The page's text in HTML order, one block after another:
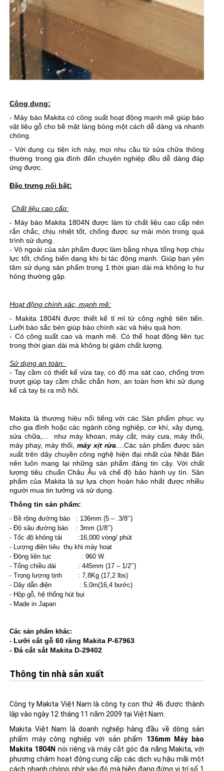
Công dụng:
- Máy bào Makita có công suất hoạt động mạnh mẽ giúp bào
vật liệu gỗ cho bề mặt láng bóng một cách dễ dàng và nhanh
chóng.
- Với dụng cụ tiện ích này, mọi nhu cầu từ sửa chữa thông
thường trong gia đình đến chuyên nghiệp đều dễ dàng đáp
ứng được.
Đặc trưng nổi bật:
Chất liệu cao cấp:
- Máy bào Makita 1804N được làm từ chất liệu cao cấp nên
rắn chắc, chịu nhiệt tốt, chống được sự mài mòn trong quá
trình sử dụng.
- Vỏ ngoài của sản phẩm được làm bằng nhựa tổng hợp chịu
lực tốt, chống biến dạng khi bị tác động mạnh. Giúp bạn yên
tâm sử dụng sản phẩm trong 1 thời gian dài mà không lo hư
hỏng thường gặp.
Hoạt động chính xác, mạnh mẽ:
- Makita 1804N được thiết kế tỉ mỉ từ công nghệ tiên tiến.
Lưỡi bào sắc bén giúp bào chính xác và hiệu quả hơn.
- Có công suất cao và mạnh mẽ. Có thể hoạt động liên tục
trong thời gian dài mà không bị giảm chất lượng.
Sử dụng an toàn:
- Tay cầm có thiết kế vừa tay, có độ ma sát cao, chống trơn
trượt giúp tay cầm chắc chắn hơn, an toàn hơn khi sử dụng
kể cả tay bị ra mồ hôi.
Makita là thương hiệu nổi tiếng với các Sản phẩm phục vụ
cho gia đình hoặc các ngành công nghiệp, cơ khí, xây dựng,
sửa chữa,... như máy khoan, máy cắt, máy cưa, máy thổi,
máy phay, máy thổi,máy xịt rửa ....Các sản phẩm được sản
xuất trên dây chuyền công nghệ hiện đại nhất của Nhật Bản
nên luôn mang lại những sản phẩm đáng tin cậy. Với chất
lượng tiêu chuẩn Châu Âu và chế độ bảo hành uy tín. Sản
phẩm của Makita là sự lựa chọn hoàn hảo nhất được nhiều
người mua tin tưởng và sử dụng.
Thông tin sản phẩm:
- Bề rộng đường bào : 136mm (5 – .3/8’’)
- Độ sâu đường bào : 3mm (1/8’’)
- Tốc độ không tải :16,000 vòng/ phút
- Lượng điện tiêu thụ khi máy hoạt
- Động liên tục : 960 W
- Tổng chiều dài : 445mm (17 – 1/2’’)
- Trọng lượng tịnh : 7,8Kg (17,2 lbs)
- Dây dẫn điện : 5,0m(16,4 bước)
- Hộp gỗ, hệ thống hút bụi
- Made in Japan
Các sản phẩm khác:
- Lưỡi cắt gỗ 60 răng Makita P-67963
- Đá cắt sắt Makita D-29402
Thông tin nhà sản xuất
Công ty Makita Việt Nam là công ty con thứ 46 được thành
lập vào ngày 12 tháng 11 năm 2009 tại Việt Nam.
Makita Việt Nam là doanh nghiệp hàng đầu về dòng sản
phẩm máy công nghiệp với sản phẩm 136mm Máy bào
Makita 1804N nói riêng và máy cắt góc đa năng Makita, với
phương châm hoạt động cung cấp các dịch vụ hậu mãi một
cách nhanh chóng, nhờ vào đó mà hiện đang đứng vị trí số 1